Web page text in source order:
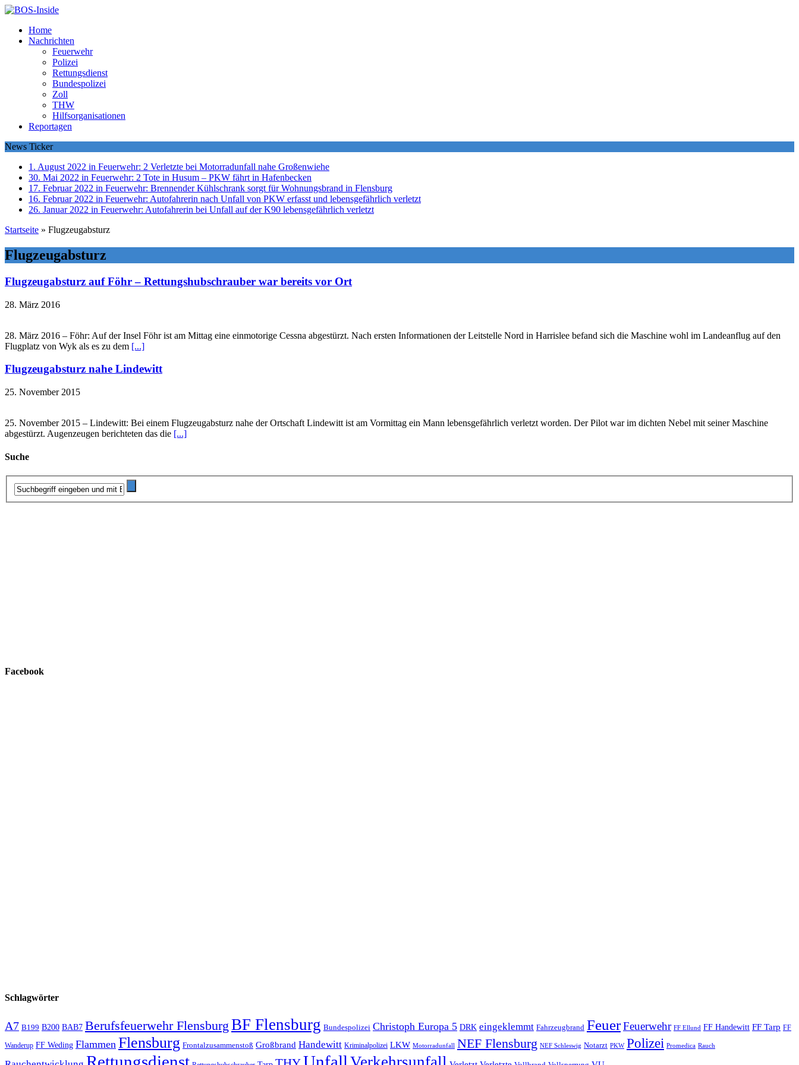
Home
Nachrichten
Feuerwehr
Polizei
Rettungsdienst
Bundespolizei
Zoll
THW
Hilfsorganisationen
Reportagen
News Ticker
1. August 2022 in Feuerwehr: 2 Verletzte bei Motorradunfall nahe Großenwiehe
30. Mai 2022 in Feuerwehr: 2 Tote in Husum – PKW fährt in Hafenbecken
17. Februar 2022 in Feuerwehr: Brennender Kühlschrank sorgt für Wohnungsbrand in Flensburg
16. Februar 2022 in Feuerwehr: Autofahrerin nach Unfall von PKW erfasst und lebensgefährlich verletzt
26. Januar 2022 in Feuerwehr: Autofahrerin bei Unfall auf der K90 lebensgefährlich verletzt
Startseite » Flugzeugabsturz
Flugzeugabsturz
Flugzeugabsturz auf Föhr – Rettungshubschrauber war bereits vor Ort
28. März 2016
28. März 2016 – Föhr: Auf der Insel Föhr ist am Mittag eine einmotorige Cessna abgestürzt. Nach ersten Informationen der Leitstelle Nord in Harrislee befand sich die Maschine wohl im Landeanflug auf den
Flugplatz von Wyk als es zu dem [...]
Flugzeugabsturz nahe Lindewitt
25. November 2015
25. November 2015 – Lindewitt: Bei einem Flugzeugabsturz nahe der Ortschaft Lindewitt ist am Vormittag ein Mann lebensgefährlich verletzt worden. Der Pilot war im dichten Nebel mit seiner Maschine
abgestürzt. Augenzeugen berichteten das die [...]
Suche
Facebook
Schlagwörter
A7 B199 B200 BAB7 Berufsfeuerwehr Flensburg BF Flensburg Bundespolizei Christoph Europa 5 DRK eingeklemmt Fahrzeugbrand FeuerFeuerwehr FF Ellund FF Handewitt FF Tarp FF
Wanderup FF Weding Flammen Flensburg Frontalzusammenstoß Großbrand Handewitt Kriminalpolizei LKW Motorradunfall NEF Flensburg NEF Schleswig Notarzt PKW Polizei Promedica Rauch